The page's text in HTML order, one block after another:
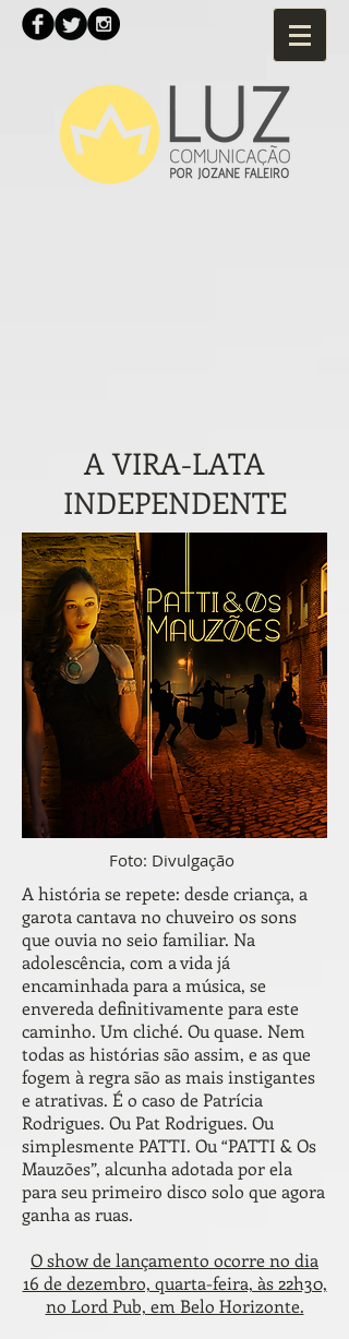
A VIRA-LATA
INDEPENDENTE
Foto: Divulgação
A história se repete: desde criança, a
garota cantava no chuveiro os sons
que ouvia no seio familiar. Na
adolescência, com a vida já
encaminhada para a música, se
envereda definitivamente para este
caminho. Um cliché. Ou quase. Nem
todas as histórias são assim, e as que
fogem à regra são as mais instigantes
e atrativas. É o caso de Patrícia
Rodrigues. Ou Pat Rodrigues. Ou
simplesmente PATTI. Ou “PATTI & Os
Mauzões”, alcunha adotada por ela
para seu primeiro disco solo que agora
ganha as ruas.
O show de lançamento ocorre no dia
16 de dezembro, quarta-feira, às 22h30,
no Lord Pub, em Belo Horizonte.